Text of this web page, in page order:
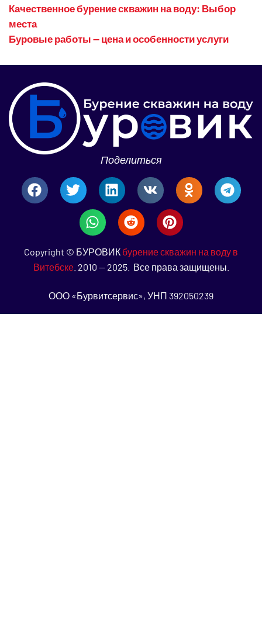
Качественное бурение скважин на воду: Выбор
места
Буровые работы — цена и особенности услуги
Поделиться
Copyright © БУРОВИК бурение скважин на воду в
Витебске. 2010 — 2025. Все права защищены.
ООО «Бурвитсервис», УНП 392050239